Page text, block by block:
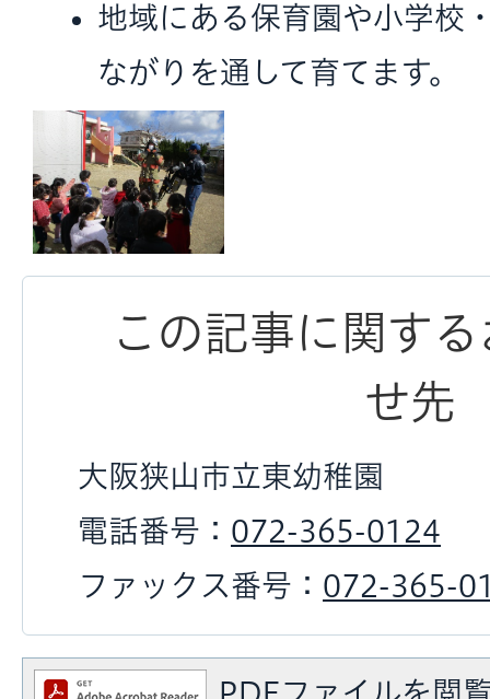
地域にある保育園や小学校
ながりを通して育てます。
この記事に関す
せ先
大阪狭山市立東幼稚園
電話番号： 072-365-0124
ファックス番号： 072-365-
PDFファイルを閲